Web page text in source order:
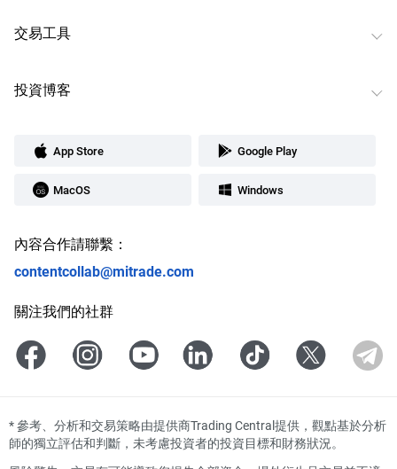
交易工具
投資博客
App Store Google Play
MacOS Windows
內容合作請聯繫：
contentcollab@mitrade.com
關注我們的社群
*參考、分析和交易策略由提供商Trading Central提供，觀點基於分析
師的獨立評估和判斷，未考慮投資者的投資目標和財務狀況。